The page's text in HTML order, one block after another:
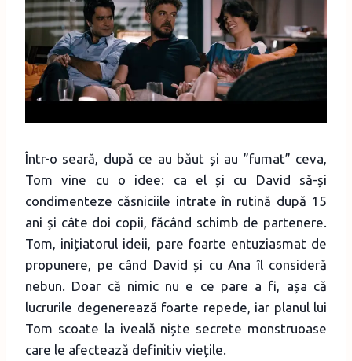
Într-o seară, după ce au băut și au ”fumat” ceva,
Tom vine cu o idee: ca el și cu David să-și
condimenteze căsniciile intrate în rutină după 15
ani și câte doi copii, făcând schimb de partenere.
Tom, inițiatorul ideii, pare foarte entuziasmat de
propunere, pe când David și cu Ana îl consideră
nebun. Doar că nimic nu e ce pare a fi, așa că
lucrurile degenerează foarte repede, iar planul lui
Tom scoate la iveală niște secrete monstruoase
care le afectează definitiv viețile.